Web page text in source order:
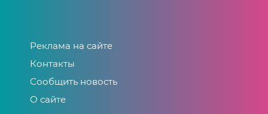
Реклама на сайте
Контакты
Сообщить новость
О сайте